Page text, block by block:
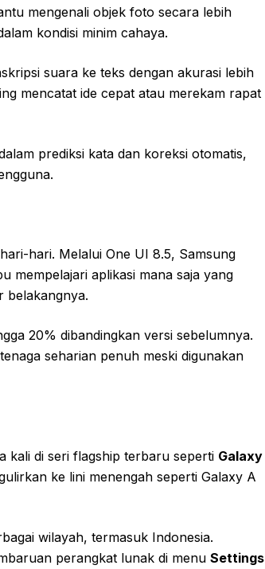
mengenali objek foto secara lebih
kondisi minim cahaya.
suara ke teks dengan akurasi lebih
mencatat ide cepat atau merekam rapat
prediksi kata dan koreksi otomatis,
hari. Melalui One UI 8.5, Samsung
mempelajari aplikasi mana saja yang
belakangnya.
20% dibandingkan versi sebelumnya.
seharian penuh meski digunakan
kali di seri flagship terbaru seperti Galaxy
ke lini menengah seperti Galaxy A
wilayah, termasuk Indonesia.
perangkat lunak di menu Settings